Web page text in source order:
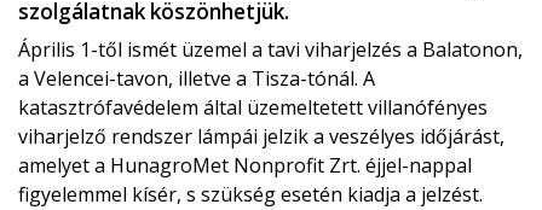
szolgálatnak köszönhetjük.
Április 1-től ismét üzemel a tavi viharjelzés a Balatonon,
a Velencei-tavon, illetve a Tisza-tónál. A
katasztrófavédelem által üzemeltetett villanófényes
viharjelző rendszer lámpái jelzik a veszélyes időjárást,
amelyet a HunagroMet Nonprofit Zrt. éjjel-nappal
figyelemmel kísér, s szükség esetén kiadja a jelzést.